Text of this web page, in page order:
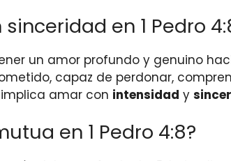
en 1 Pedro
un amor profundo y genuino
capaz de perdonar,
amar con intensidad y
en 1 Pedro 4:8?